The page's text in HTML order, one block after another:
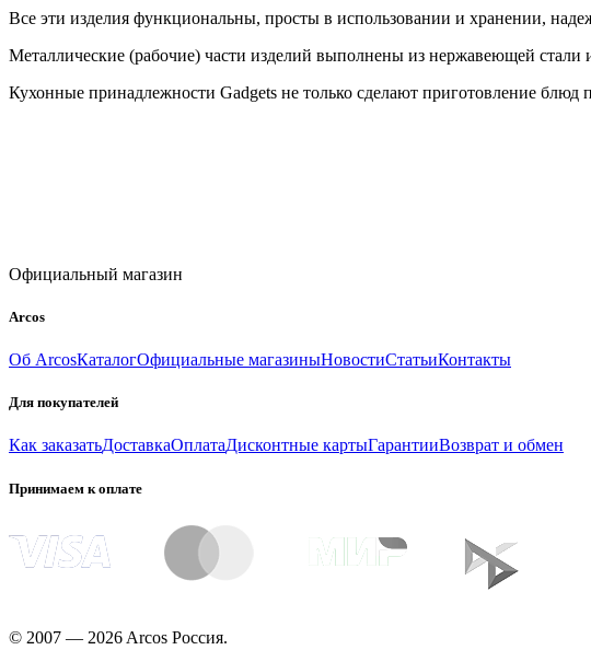
Все эти изделия функциональны, просты в использовании и хранении,
Металлические (рабочие) части изделий выполнены из нержавеющей
Кухонные принадлежности Gadgets не только сделают приготовление
Официальный магазин
Arcos
Об ArcosКаталогОфициальные магазиныНовостиСтатьиКонтакты
Для покупателей
Как заказатьДоставкаОплатаДисконтные картыГарантииВозврат и обмен
Принимаем к оплате
© 2007 — 2026 Arcos Россия.